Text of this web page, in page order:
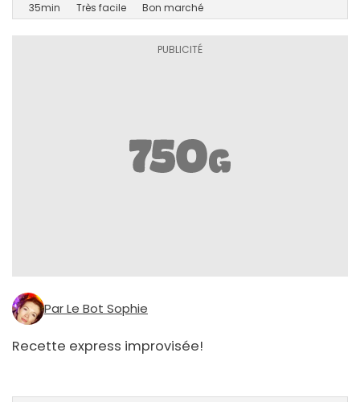
35min Très facile Bon marché
Par Le Bot Sophie
Recette express improvisée!